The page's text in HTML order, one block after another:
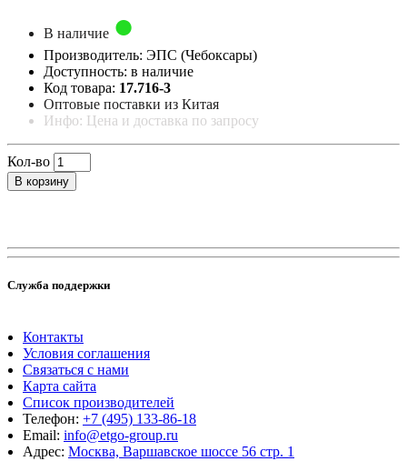
В наличие
Производитель: ЭПС (Чебоксары)
Доступность: в наличие
Код товара: 17.716-3
Оптовые поставки из Китая
Инфо: Цена и доставка по запросу
Кол-во
В корзину
Служба поддержки
Контакты
Условия соглашения
Связаться с нами
Карта сайта
Список производителей
Телефон: +7 (495) 133-86-18
Email: info@etgo-group.ru
Адрес: Москва, Варшавское шоссе 56 стр. 1